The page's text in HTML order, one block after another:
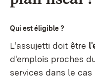
Qui est éligible ?
L'assujetti doit être
d'emplois proches
services dans le